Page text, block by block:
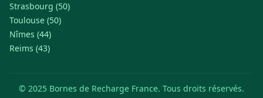
Strasbourg (50)
Toulouse (50)
Nîmes (44)
Reims (43)
© 2025 Bornes de Recharge France. Tous droits réservés.